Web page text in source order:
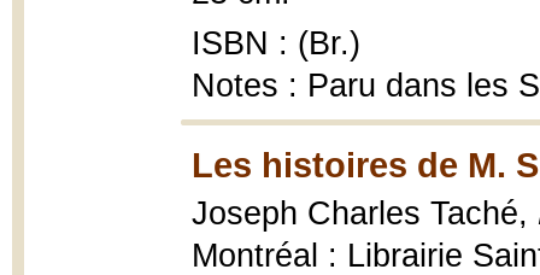
ISBN : (Br.)
Notes : Paru dans les
Les histoires de M.
Joseph Charles Taché,
Montréal : Librairie